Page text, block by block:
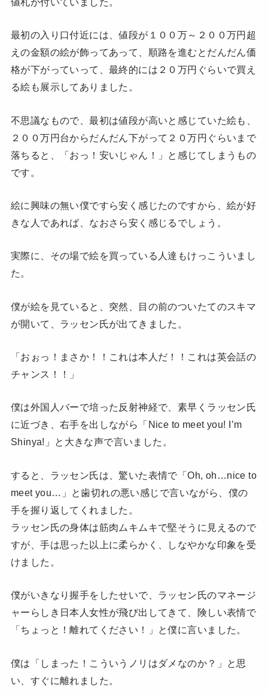
最初の入り口付近には、値段が１００万～２００万円超
えの金額の絵が飾ってあって、順路を進むとだんだん価
格が下がっていって、最終的には２０万円ぐらいで買え
る絵も展示してありました。
不思議なもので、最初は値段が高いと感じていた絵も、
２００万円台からだんだん下がって２０万円ぐらいまで
落ちると、「おっ！安いじゃん！」と感じてしまうもの
です。
絵に興味の無い僕ですら安く感じたのですから、絵が好
きな人であれば、なおさら安く感じるでしょう。
実際に、その場で絵を買っている人達もけっこういまし
た。
僕が絵を見ていると、突然、目の前のついたてのスキマ
が開いて、ラッセン氏が出てきました。
「おぉっ！まさか！！これは本人だ！！これは英会話の
チャンス！！」
僕は外国人バーで培った反射神経で、素早くラッセン氏
に近づき、右手を出しながら「Nice to meet you! I’m
Shinya!」と大きな声で言いました。
すると、ラッセン氏は、驚いた表情で「Oh, oh…nice to
meet you…」と歯切れの悪い感じで言いながら、僕の
手を握り返してくれました。
ラッセン氏の身体は筋肉ムキムキで堅そうに見えるので
すが、手は思った以上に柔らかく、しなやかな印象を受
けました。
僕がいきなり握手をしたせいで、ラッセン氏のマネージ
ャーらしき日本人女性が飛び出してきて、険しい表情で
「ちょっと！離れてください！」と僕に言いました。
僕は「しまった！こういうノリはダメなのか？」と思
い、すぐに離れました。